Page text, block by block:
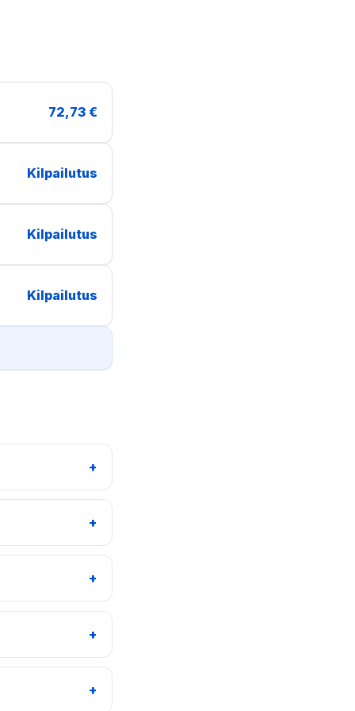
72,73 €
Kilpailutus
Kilpailutus
Kilpailutus